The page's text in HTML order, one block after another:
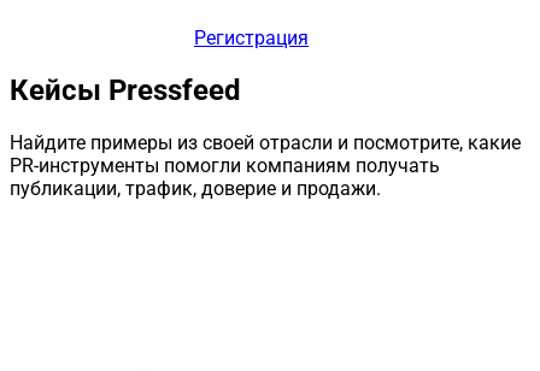
Регистрация
Кейсы Pressfeed
Найдите примеры из своей отрасли и посмотрите, какие
PR-инструменты помогли компаниям получать
публикации, трафик, доверие и продажи.